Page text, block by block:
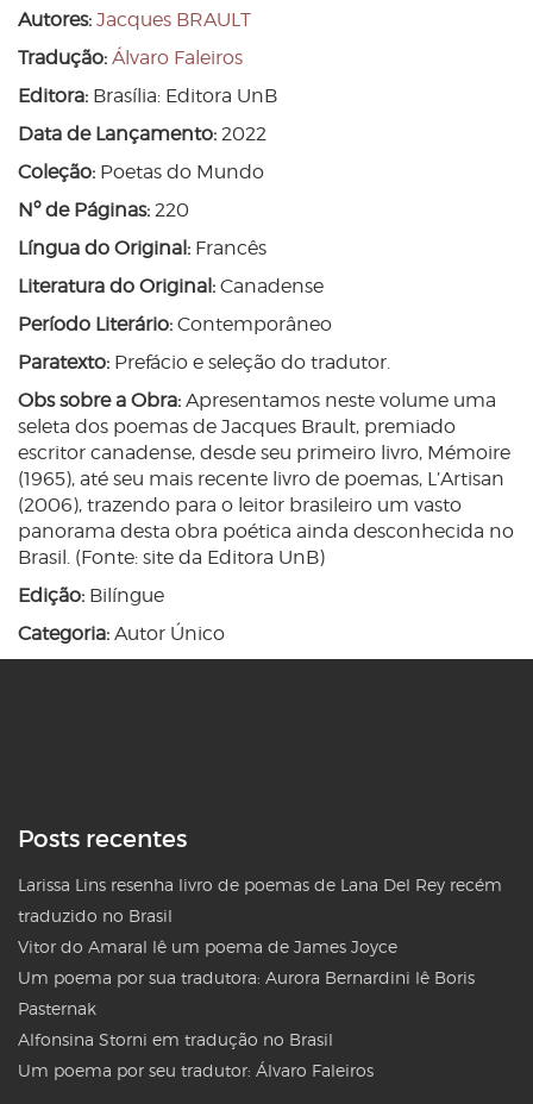
Autores: Jacques BRAULT
Tradução: Álvaro Faleiros
Editora: Brasília: Editora UnB
Data de Lançamento: 2022
Coleção: Poetas do Mundo
Nº de Páginas: 220
Língua do Original: Francês
Literatura do Original: Canadense
Período Literário: Contemporâneo
Paratexto: Prefácio e seleção do tradutor.
Obs sobre a Obra: Apresentamos neste volume uma
seleta dos poemas de Jacques Brault, premiado
escritor canadense, desde seu primeiro livro, Mémoire
(1965), até seu mais recente livro de poemas, L’Artisan
(2006), trazendo para o leitor brasileiro um vasto
panorama desta obra poética ainda desconhecida no
Brasil. (Fonte: site da Editora UnB)
Edição: Bilíngue
Categoria: Autor Único
Posts recentes
Larissa Lins resenha livro de poemas de Lana Del Rey recém
traduzido no Brasil
Vitor do Amaral lê um poema de James Joyce
Um poema por sua tradutora: Aurora Bernardini lê Boris
Pasternak
Alfonsina Storni em tradução no Brasil
Um poema por seu tradutor: Álvaro Faleiros